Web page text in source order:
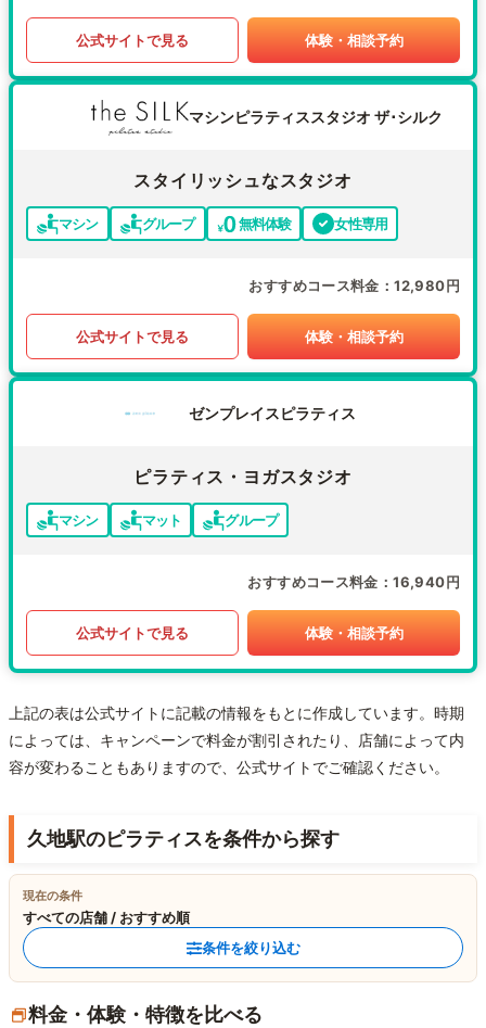
公式サイトで見る 体験・相談予約
マシンピラティススタジオ ザ･シルク
スタイリッシュなスタジオ
マシン グループ 無料体験 女性専用
おすすめコース料金 12,980円
公式サイトで見る 体験・相談予約
ゼンプレイスピラティス
ピラティス・ヨガスタジオ
マシン マット グループ
おすすめコース料金 16,940円
公式サイトで見る 体験・相談予約
上記の表は公式サイトに記載の情報をもとに作成しています。時期
によっては、キャンペーンで料金が割引されたり、店舗によって内
容が変わることもありますので、公式サイトでご確認ください。
久地駅のピラティスを条件から探す
現在の条件
すべての店舗 / おすすめ順
条件を絞り込む
料金・体験・特徴を比べる